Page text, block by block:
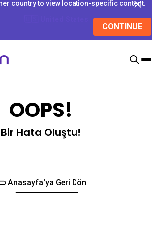
country to view location-specific content.
CONTINUE
OOPS!
Bir Hata Oluştu!
Anasayfa'ya Geri Dön